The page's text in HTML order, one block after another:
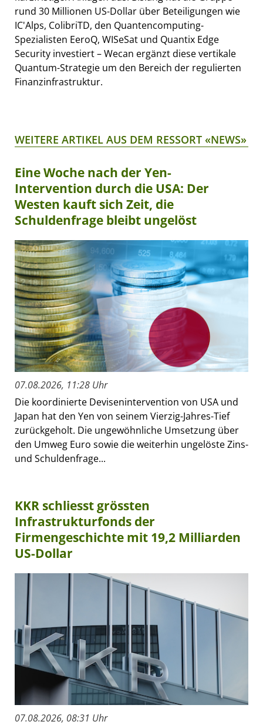
rund 30 Millionen US-Dollar über Beteiligungen wie
IC'Alps, ColibriTD, den Quantencomputing-
Spezialisten EeroQ, WISeSat und Quantix Edge
Security investiert – Wecan ergänzt diese vertikale
Quantum-Strategie um den Bereich der regulierten
Finanzinfrastruktur.
WEITERE ARTIKEL AUS DEM RESSORT «NEWS»
Eine Woche nach der Yen-
Intervention durch die USA: Der
Westen kauft sich Zeit, die
Schuldenfrage bleibt ungelöst
07.08.2026, 11:28 Uhr
Die koordinierte Devisenintervention von USA und
Japan hat den Yen von seinem Vierzig-Jahres-Tief
zurückgeholt. Die ungewöhnliche Umsetzung über
den Umweg Euro sowie die weiterhin ungelöste Zins-
und Schuldenfrage...
KKR schliesst grössten
Infrastrukturfonds der
Firmengeschichte mit 19,2 Milliarden
US-Dollar
07.08.2026, 08:31 Uhr